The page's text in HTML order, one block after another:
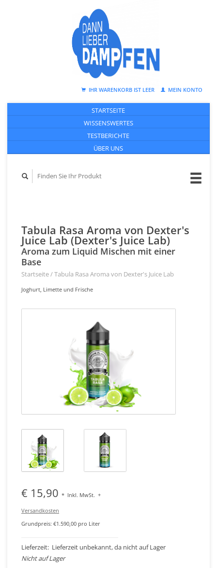
IHR WARENKORB IST LEER MEIN KONTO
STARTSEITE
WISSENSWERTES
TESTBERICHTE
ÜBER UNS
Tabula Rasa Aroma von Dexter's
Juice Lab (Dexter's Juice Lab)
Aroma zum Liquid Mischen mit einer
Base
Startseite/Tabula Rasa Aroma von Dexter's Juice Lab
Joghurt, Limette und Frische
€ 15,90 * Inkl. MwSt. +
Versandkosten
Grundpreis: €1.590,00 pro Liter
Lieferzeit: Lieferzeit unbekannt, da nicht auf Lager
Nicht auf Lager